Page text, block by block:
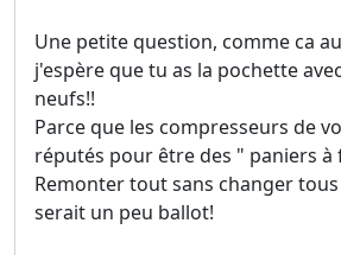
Une petite question, comme ca
j'espère que tu as la pochette
neufs!!
Parce que les compresseurs de
réputés pour être des " paniers à
Remonter tout sans changer
serait un peu ballot!